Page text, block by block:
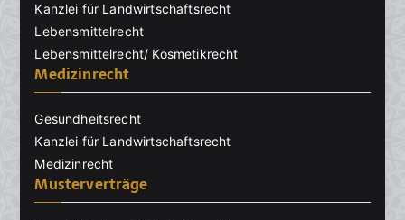
Kanzlei für Landwirtschaftsrecht
Lebensmittelrecht
Lebensmittelrecht/ Kosmetikrecht
Medizinrecht
Gesundheitsrecht
Kanzlei für Landwirtschaftsrecht
Medizinrecht
Musterverträge